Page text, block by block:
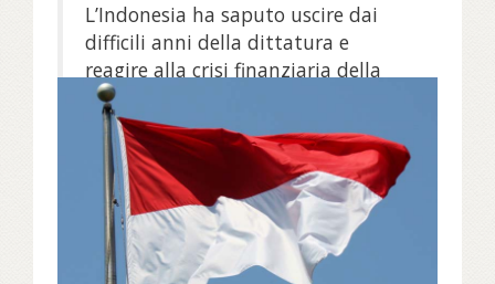
L’Indonesia ha saputo uscire dai
difficili anni della dittatura e
reagire alla crisi finanziaria della
fine degli anni Novanta,
continuando a costruire un modello
di convivenza in grado di contenere
pacificamente le spinte centrifughe
e l’emergenza dell’islamismo
radicale. Un bilancio positivo con
molte luci ma ancora con qualche